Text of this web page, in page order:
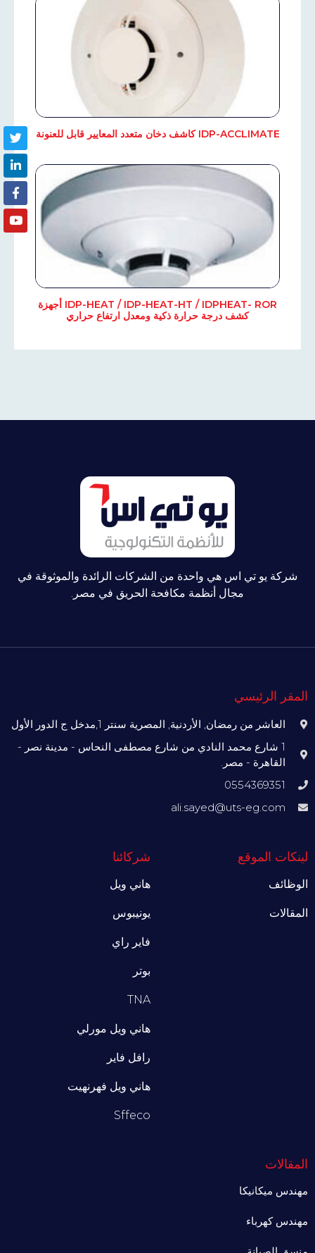
IDP-ACCLIMATE كاشف دخان متعدد المعايير قابل للعنونة
IDP-HEAT / IDP-HEAT-HT / IDPHEAT- ROR أجهزة
كشف درجة حرارة ذكية ومعدل ارتفاع حراري
شركة يو تي اس هي واحدة من الشركات الرائدة والموثوقة في
مجال أنظمة مكافحة الحريق في مصر.
المقر الرئيسي
العاشر من رمضان, الأردنية, المصرية سنتر 1,مدخل ج الدور الأول
1 شارع محمد النادي من شارع مصطفى النحاس - مدينة نصر -
القاهرة - مصر.
0554369351
ali.sayed@uts-eg.com
لينكات الموقع
الوظائف
المقالات
شركائنا
هاني ويل
يونيبوس
فاير راي
بوتر
TNA
هاني ويل مورلي
رافل فاير
هاني ويل فهرنهيت
Sffeco
المقالات
مهندس ميكانيكا
مهندس كهرباء